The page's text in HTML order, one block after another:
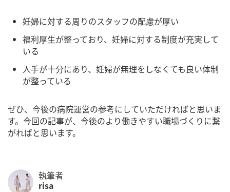
妊婦に対する周りのスタッフの配慮が厚い
福利厚生が整っており、妊婦に対する制度が充実して
いる
人手が十分にあり、妊婦が無理をしなくても良い体制
が整っている
ぜひ、今後の病院運営の参考にしていただければと思いま
す。今回の記事が、今後のより働きやすい職場づくりに繋
がればと思います。
執筆者
risa